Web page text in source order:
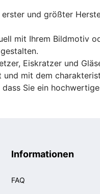
und größter
mit Ihrem Bildmotiv
Eiskratzer und
mit dem
Sie ein
Informationen
FAQ